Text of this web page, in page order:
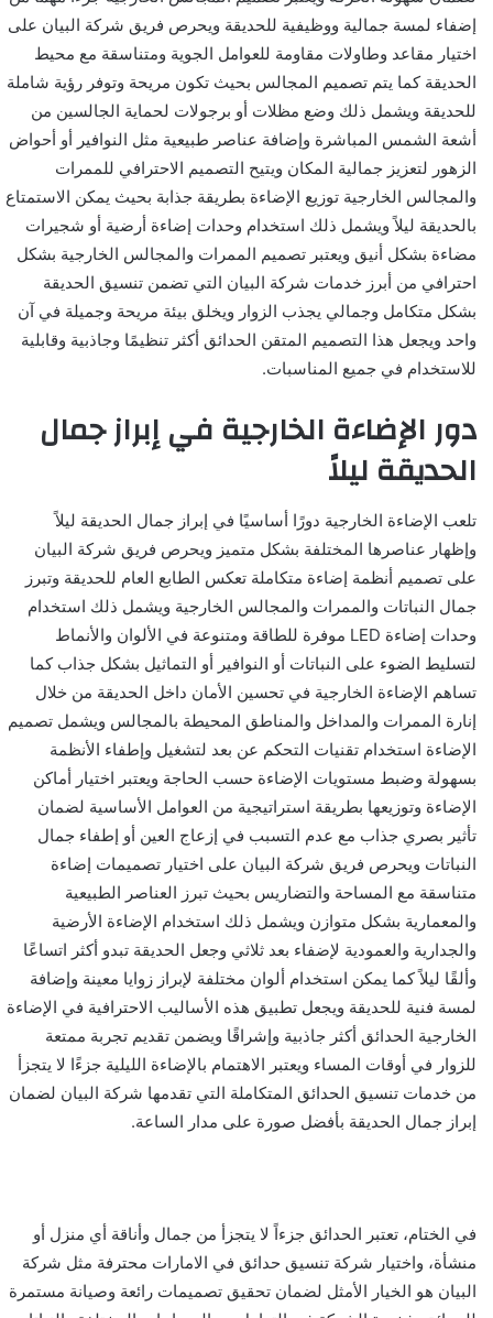
إضفاء لمسة جمالية ووظيفية للحديقة ويحرص فريق شركة البيان على
اختيار مقاعد وطاولات مقاومة للعوامل الجوية ومتناسقة مع محيط
الحديقة كما يتم تصميم المجالس بحيث تكون مريحة وتوفر رؤية شاملة
للحديقة ويشمل ذلك وضع مظلات أو برجولات لحماية الجالسين من
أشعة الشمس المباشرة وإضافة عناصر طبيعية مثل النوافير أو أحواض
الزهور لتعزيز جمالية المكان ويتيح التصميم الاحترافي للممرات
والمجالس الخارجية توزيع الإضاءة بطريقة جذابة بحيث يمكن الاستمتاع
بالحديقة ليلاً ويشمل ذلك استخدام وحدات إضاءة أرضية أو شجيرات
مضاءة بشكل أنيق ويعتبر تصميم الممرات والمجالس الخارجية بشكل
احترافي من أبرز خدمات شركة البيان التي تضمن تنسيق الحديقة
بشكل متكامل وجمالي يجذب الزوار ويخلق بيئة مريحة وجميلة في آن
واحد ويجعل هذا التصميم المتقن الحدائق أكثر تنظيمًا وجاذبية وقابلية
للاستخدام في جميع المناسبات.
دور الإضاءة الخارجية في إبراز جمال
الحديقة ليلاً
تلعب الإضاءة الخارجية دورًا أساسيًا في إبراز جمال الحديقة ليلاً
وإظهار عناصرها المختلفة بشكل متميز ويحرص فريق شركة البيان
على تصميم أنظمة إضاءة متكاملة تعكس الطابع العام للحديقة وتبرز
جمال النباتات والممرات والمجالس الخارجية ويشمل ذلك استخدام
وحدات إضاءة LED موفرة للطاقة ومتنوعة في الألوان والأنماط
لتسليط الضوء على النباتات أو النوافير أو التماثيل بشكل جذاب كما
تساهم الإضاءة الخارجية في تحسين الأمان داخل الحديقة من خلال
إنارة الممرات والمداخل والمناطق المحيطة بالمجالس ويشمل تصميم
الإضاءة استخدام تقنيات التحكم عن بعد لتشغيل وإطفاء الأنظمة
بسهولة وضبط مستويات الإضاءة حسب الحاجة ويعتبر اختيار أماكن
الإضاءة وتوزيعها بطريقة استراتيجية من العوامل الأساسية لضمان
تأثير بصري جذاب مع عدم التسبب في إزعاج العين أو إطفاء جمال
النباتات ويحرص فريق شركة البيان على اختيار تصميمات إضاءة
متناسقة مع المساحة والتضاريس بحيث تبرز العناصر الطبيعية
والمعمارية بشكل متوازن ويشمل ذلك استخدام الإضاءة الأرضية
والجدارية والعمودية لإضفاء بعد ثلاثي وجعل الحديقة تبدو أكثر اتساعًا
وألقًا ليلاً كما يمكن استخدام ألوان مختلفة لإبراز زوايا معينة وإضافة
لمسة فنية للحديقة ويجعل تطبيق هذه الأساليب الاحترافية في الإضاءة
الخارجية الحدائق أكثر جاذبية وإشراقًا ويضمن تقديم تجربة ممتعة
للزوار في أوقات المساء ويعتبر الاهتمام بالإضاءة الليلية جزءًا لا يتجزأ
من خدمات تنسيق الحدائق المتكاملة التي تقدمها شركة البيان لضمان
إبراز جمال الحديقة بأفضل صورة على مدار الساعة.
في الختام، تعتبر الحدائق جزءاً لا يتجزأ من جمال وأناقة أي منزل أو
منشأة، واختيار شركة تنسيق حدائق في الامارات محترفة مثل شركة
البيان هو الخيار الأمثل لضمان تحقيق تصميمات رائعة وصيانة مستمرة